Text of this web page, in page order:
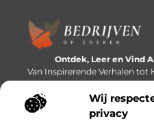
Wij
privacy
Ontdek, Leer en Vind
Van Inspirerende Verhalen tot
Binnen
Bericht categorie